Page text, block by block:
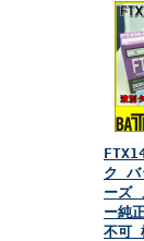
ク バ
ーズ
ー純
不可